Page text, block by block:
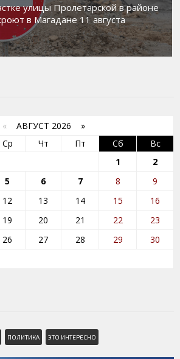
улицы Пролетарской в районе
в Магадане 11 августа
« АВГУСТ 2026 »
Ср Чт Пт Сб
Вс
1
2
5 6 7 8
9
12 13 14 15
16
19 20 21 22
23
26 27 28 29
30
ПОЛИТИКА ЭТО ИНТЕРЕСНО